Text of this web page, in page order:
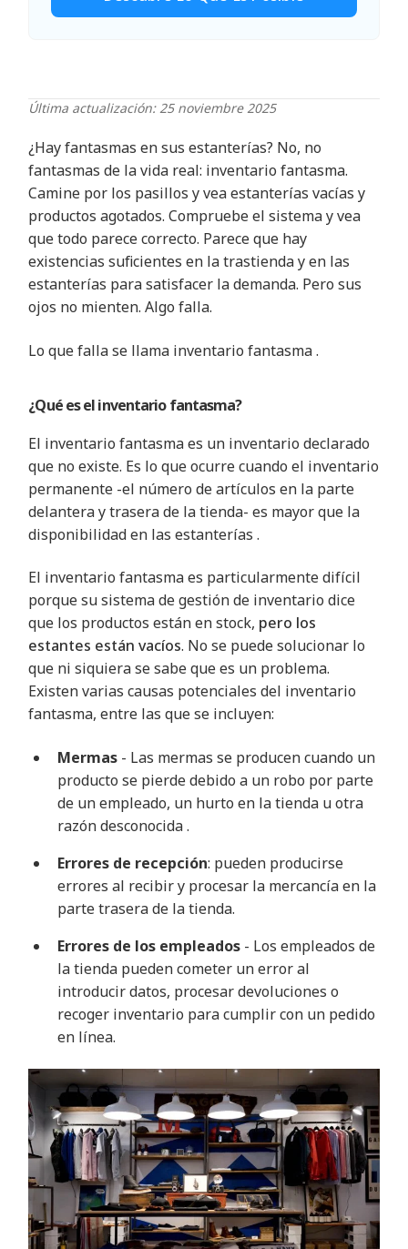
Última actualización: 25 noviembre 2025
¿Hay fantasmas en sus estanterías? No, no
fantasmas de la vida real: inventario fantasma.
Camine por los pasillos y vea estanterías vacías y
productos agotados. Compruebe el sistema y vea
que todo parece correcto. Parece que hay
existencias suficientes en la trastienda y en las
estanterías para satisfacer la demanda. Pero sus
ojos no mienten. Algo falla.
Lo que falla se llama inventario fantasma.
¿Qué es el inventario fantasma?
El inventario fantasma es un inventario declarado
que no existe. Es lo que ocurre cuando el inventario
permanente -el número de artículos en la parte
delantera y trasera de la tienda- es mayor que la
disponibilidad en las estanterías.
El inventario fantasma es particularmente difícil
porque su sistema de gestión de inventario dice
que los productos están en stock, pero los
estantes están vacíos. No se puede solucionar lo
que ni siquiera se sabe que es un problema.
Existen varias causas potenciales del inventario
fantasma, entre las que se incluyen:
Mermas - Las mermas se producen cuando un
producto se pierde debido a un robo por parte
de un empleado, un hurto en la tienda u otra
razón desconocida.
Errores de recepción: pueden producirse
errores al recibir y procesar la mercancía en la
parte trasera de la tienda.
Errores de los empleados - Los empleados de
la tienda pueden cometer un error al
introducir datos, procesar devoluciones o
recoger inventario para cumplir con un pedido
en línea.